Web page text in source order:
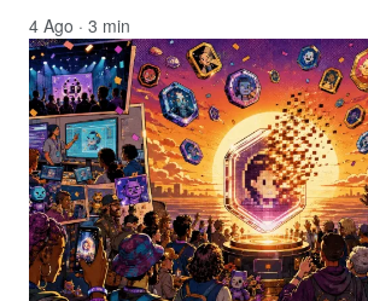
4 Ago · 3 min